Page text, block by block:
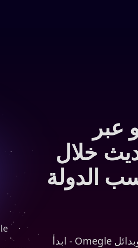
عبر
خلال
الدولة
استكشف منصات موثوقة للدردشة العشوائية بالفيديو وبدائل Omegle - ابدأ